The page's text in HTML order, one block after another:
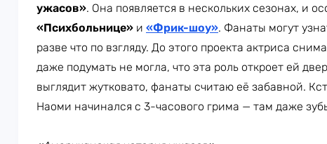
ужасов». Она появляется в нескольких сезонах, и
«Психбольнице» и «Фрик-шоу». Фанаты могут
разве что по взгляду. До этого проекта актриса
даже подумать не могла, что эта роль откроет ей
выглядит жутковато, фанаты считаю её забавной.
Наоми начинался с 3-часового грима — там даже